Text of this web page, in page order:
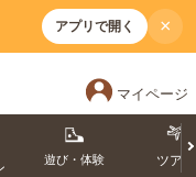
アプリで開く ×
マイページ
遊び・体験 ツアー